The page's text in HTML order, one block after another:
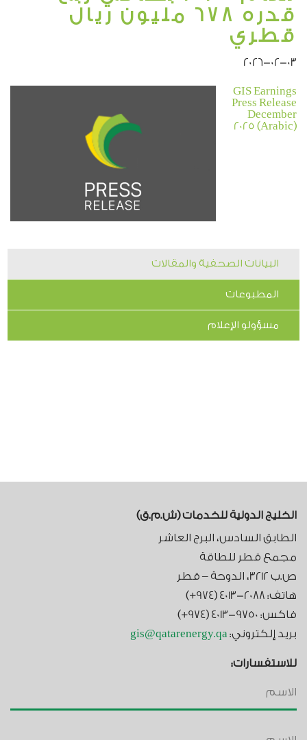
قدره 678 مليون ريال
قطري
2026-02-03
GIS Earnings
Press Release
December
2025 (Arabic)
البيانات الصحفية والمقالات
المطبوعات
مسؤولو الإعلام
الخليج الدولية للخدمات (ش.م.ق)​
الطابق السادس، البرج العاشر
مجمع قطر للطاقة
ص.ب 3212، الدوحة – قطر
هاتف: 2088-4013 (974+)
فاكس: 9750-4013 (974+)
بريد إلكتروني:gis@qatarenergy.qa
للاستفسارات: